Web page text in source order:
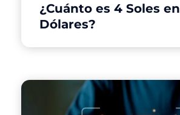
¿Cuánto es 4 Soles en
Dólares?